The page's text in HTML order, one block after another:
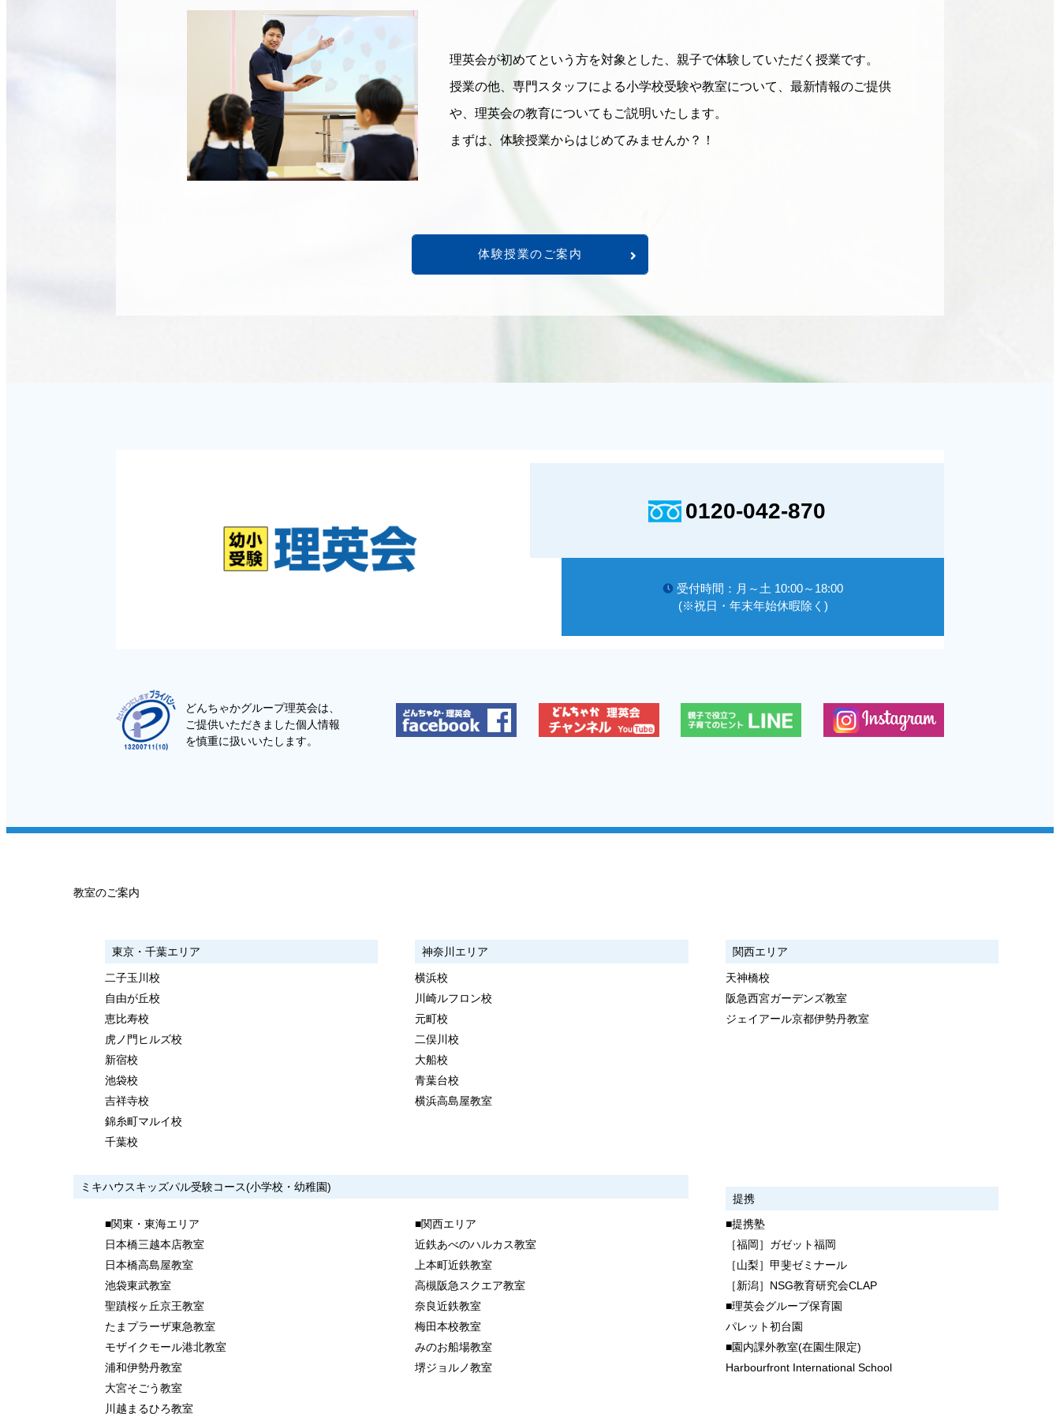
理英会が初めてという方を対象とした、親子で体験していただく授業です。
授業の他、専門スタッフによる小学校受験や教室について、最新情報のご提供
や、理英会の教育についてもご説明いたします。
まずは、体験授業からはじめてみませんか？！
体験授業のご案内
0120-042-870
受付時間：月～土 10:00～18:00
(※祝日・年末年始休暇除く)
どんちゃかグループ理英会は、
ご提供いただきました個人情報
を慎重に扱いいたします。
教室のご案内
東京・千葉エリア
二子玉川校
自由が丘校
恵比寿校
虎ノ門ヒルズ校
新宿校
池袋校
吉祥寺校
錦糸町マルイ校
千葉校
神奈川エリア
横浜校
川崎ルフロン校
元町校
二俣川校
大船校
青葉台校
横浜高島屋教室
関西エリア
天神橋校
阪急西宮ガーデンズ教室
ジェイアール京都伊勢丹教室
ミキハウスキッズパル受験コース(小学校・幼稚園)
■関東・東海エリア
日本橋三越本店教室
日本橋高島屋教室
池袋東武教室
聖蹟桜ヶ丘京王教室
たまプラーザ東急教室
モザイクモール港北教室
浦和伊勢丹教室
大宮そごう教室
川越まるひろ教室
■関西エリア
近鉄あべのハルカス教室
上本町近鉄教室
高槻阪急スクエア教室
奈良近鉄教室
梅田本校教室
みのお船場教室
堺ジョルノ教室
提携
■提携塾
［福岡］ガゼット福岡
［山梨］甲斐ゼミナール
［新潟］NSG教育研究会CLAP
■理英会グループ保育園
パレット初台園
■園内課外教室(在園生限定)
Harbourfront International School